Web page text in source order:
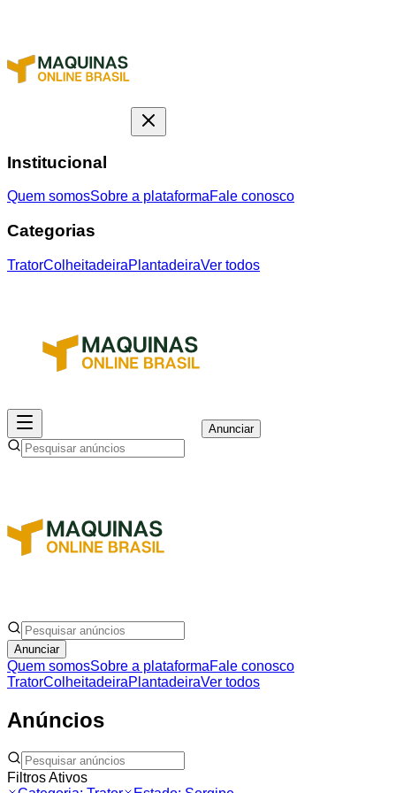
Institucional
Quem somosSobre a plataformaFale conosco
Categorias
TratorColheitadeiraPlantadeiraVer todos
Anunciar
Anunciar
Quem somosSobre a plataformaFale conosco
TratorColheitadeiraPlantadeiraVer todos
Anúncios
Filtros Ativos